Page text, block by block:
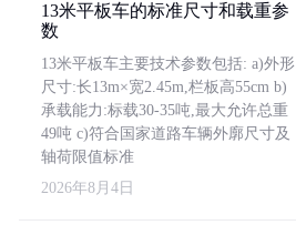
13米平板车的标准尺寸和载重参
数
13米平板车主要技术参数包括: a)外形
尺寸:长13m×宽2.45m,栏板高55cm b)
承载能力:标载30-35吨,最大允许总重
49吨 c)符合国家道路车辆外廓尺寸及
轴荷限值标准
2026年8月4日